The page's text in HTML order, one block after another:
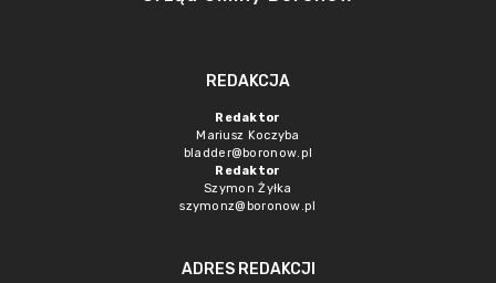
REDAKCJA
Redaktor
Mariusz Koczyba
bladder@boronow.pl
Redaktor
Szymon Żyłka
szymonz@boronow.pl
ADRES REDAKCJI